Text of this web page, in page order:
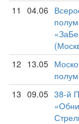
11 04.06
12 13.05
13 09.05 38-й